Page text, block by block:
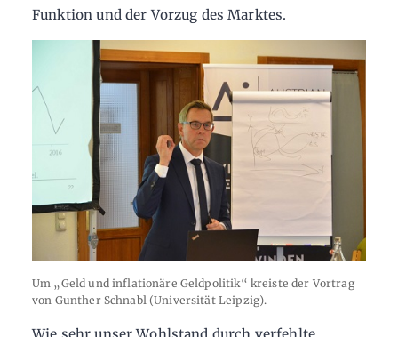
Funktion und der Vorzug des Marktes.
Um „Geld und inflationäre Geldpolitik“ kreiste der Vortrag
von Gunther Schnabl (Universität Leipzig).
Wie sehr unser Wohlstand durch verfehlte